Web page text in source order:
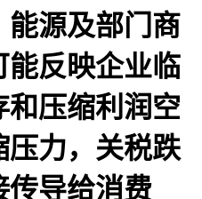
源及部门商
能反映企业临
和压缩利润空
压力，关税跌
传导给消费